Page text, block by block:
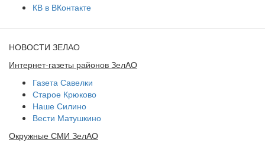
КВ в ВКонтакте
НОВОСТИ ЗЕЛАО
Интернет-газеты районов ЗелАО
Газета Савелки
Старое Крюково
Наше Силино
Вести Матушкино
Окружные СМИ ЗелАО